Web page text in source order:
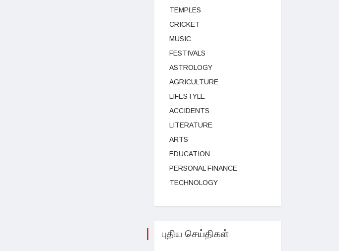
TEMPLES
CRICKET
MUSIC
FESTIVALS
ASTROLOGY
AGRICULTURE
LIFESTYLE
ACCIDENTS
LITERATURE
ARTS
EDUCATION
PERSONAL FINANCE
TECHNOLOGY
புதிய செய்திகள்